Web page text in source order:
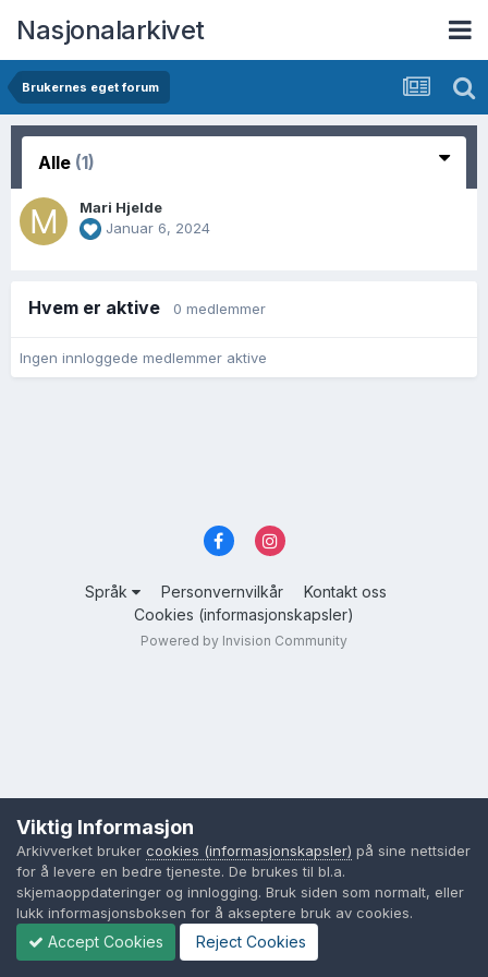
Nasjonalarkivet
Brukernes eget forum
Alle (1)
Mari Hjelde
Januar 6, 2024
Hvem er aktive 0 medlemmer
Ingen innloggede medlemmer aktive
Språk Personvernvilkår
Kontakt oss
Cookies (informasjonskapsler)
Powered by Invision Community
Viktig Informasjon
Arkivverket bruker cookies (informasjonskapsler) på sine nettsider
for å levere en bedre tjeneste. De brukes til bl.a.
skjemaoppdateringer og innlogging. Bruk siden som normalt, eller
lukk informasjonsboksen for å akseptere bruk av cookies.
Accept Cookies Reject Cookies